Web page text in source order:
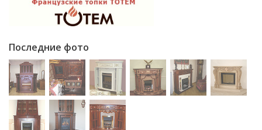
Последние фото